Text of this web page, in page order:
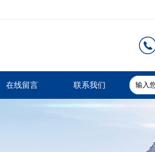
在线留言 联系我们